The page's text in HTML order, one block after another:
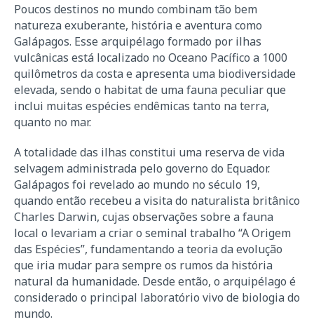
Poucos destinos no mundo combinam tão bem
natureza exuberante, história e aventura como
Galápagos. Esse arquipélago formado por ilhas
vulcânicas está localizado no Oceano Pacífico a 1000
quilômetros da costa e apresenta uma biodiversidade
elevada, sendo o habitat de uma fauna peculiar que
inclui muitas espécies endêmicas tanto na terra,
quanto no mar.
A totalidade das ilhas constitui uma reserva de vida
selvagem administrada pelo governo do Equador.
Galápagos foi revelado ao mundo no século 19,
quando então recebeu a visita do naturalista britânico
Charles Darwin, cujas observações sobre a fauna
local o levariam a criar o seminal trabalho “A Origem
das Espécies”, fundamentando a teoria da evolução
que iria mudar para sempre os rumos da história
natural da humanidade. Desde então, o arquipélago é
considerado o principal laboratório vivo de biologia do
mundo.